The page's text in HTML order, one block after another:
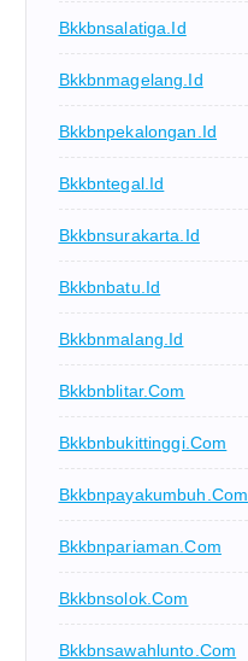
Bkkbnsalatiga.id
Bkkbnmagelang.id
Bkkbnpekalongan.id
Bkkbntegal.id
Bkkbnsurakarta.id
Bkkbnbatu.id
Bkkbnmalang.id
Bkkbnblitar.com
Bkkbnbukittinggi.com
Bkkbnpayakumbuh.com
Bkkbnpariaman.com
Bkkbnsolok.com
Bkkbnsawahlunto.com